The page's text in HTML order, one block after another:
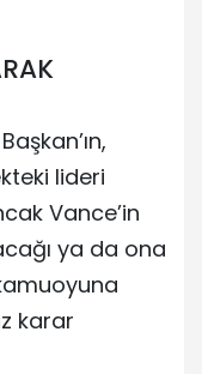
lideri
Vance’in
ya da ona
karar